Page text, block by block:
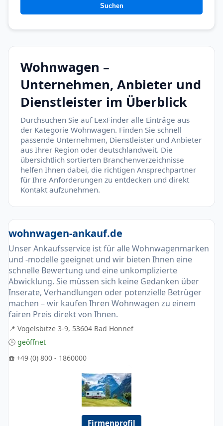
Suchen
Wohnwagen –
Unternehmen, Anbieter und
Dienstleister im Überblick
Durchsuchen Sie auf LexFinder alle Einträge aus
der Kategorie Wohnwagen. Finden Sie schnell
passende Unternehmen, Dienstleister und Anbieter
aus Ihrer Region oder deutschlandweit. Die
übersichtlich sortierten Branchenverzeichnisse
helfen Ihnen dabei, die richtigen Ansprechpartner
für Ihre Anforderungen zu entdecken und direkt
Kontakt aufzunehmen.
wohnwagen-ankauf.de
Unser Ankaufsservice ist für alle Wohnwagenmarken
und -modelle geeignet und wir bieten Ihnen eine
schnelle Bewertung und eine unkomplizierte
Abwicklung. Sie müssen sich keine Gedanken über
Inserate, Verhandlungen oder potenzielle Betrüger
machen – wir kaufen Ihren Wohnwagen zu einem
fairen Preis direkt von Ihnen.
📍 Vogelsbitze 3-9, 53604 Bad Honnef
🕒 geöffnet
☎️ +49 (0) 800 - 1860000
Firmenprofil